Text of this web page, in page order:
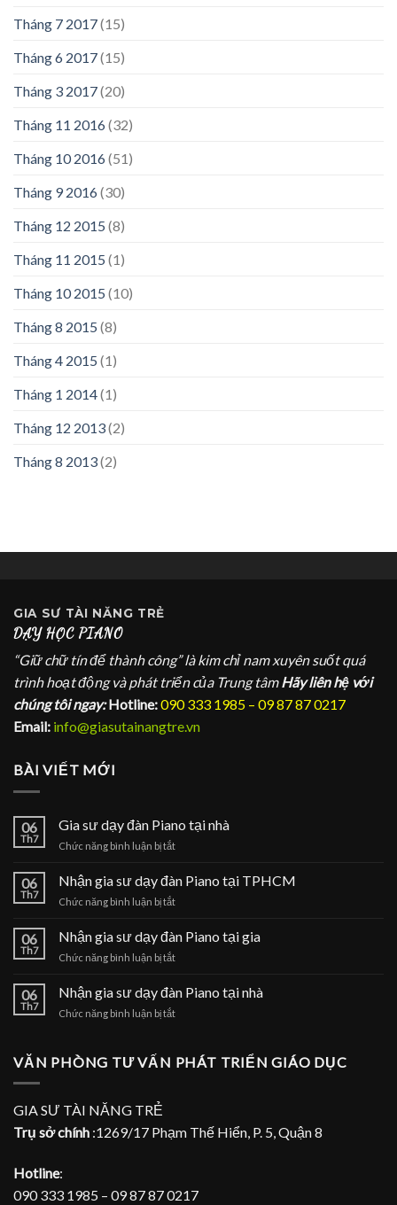
Tháng 7 2017(15)
Tháng 6 2017(15)
Tháng 3 2017(20)
Tháng 11 2016(32)
Tháng 10 2016(51)
Tháng 9 2016(30)
Tháng 12 2015 (8)
Tháng 11 2015 (1)
Tháng 10 2015 (10)
Tháng 8 2015 (8)
Tháng 4 2015 (1)
Tháng 1 2014(1)
Tháng 12 2013(2)
Tháng 8 2013(2)
GIA SƯ TÀI NĂNG TRẺ
DẠY HỌC PIANO
“Giữ chữ tín để thành công” là kim chỉ nam xuyên suốt quá
trình hoạt động và phát triển của Trung tâm Hãy liên hệ với
chúng tôi ngay: Hotline:090 333 1985 – 09 87 87 0217
Email: info@giasutainangtre.vn
BÀI VIẾT MỚI
06
Th7
Gia sư dạy đàn Piano tại nhà
Chức năng bình luận bị tắtở
dạy
đàn
tại
06
Th7
Nhận gia sư dạy đàn Piano tại TPHCM
Chức năng bình luận bị tắtở
gia
sư
dạy
Piano
TPHCM
06
Th7
Nhận gia sư dạy đàn Piano tại gia
Chức năng bình luận bị tắtở
gia
sư
dạy
tại
06
Th7
Nhận gia sư dạy đàn Piano tại nhà
Chức năng bình luận bị tắtở
sư
nhà
VĂN PHÒNG TƯ VẤN PHÁT TRIỂN GIÁO DỤC
GIA SƯ TÀI NĂNG TRẺ
Trụ sở chính :1269/17 Phạm Thế Hiển, P. 5, Quận 8
Hotline:
090 333 1985 – 09 87 87 0217